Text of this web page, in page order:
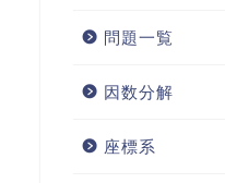
問題一覧
因数分解
座標系